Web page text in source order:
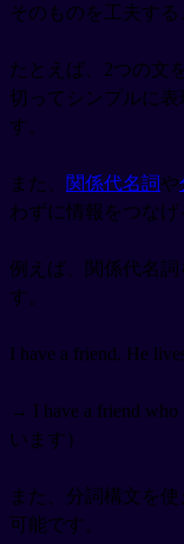
そのものを工夫す
たとえば、2つの文
切ってシンプルに
す。
また、 関係代名詞や
わずに情報をつなげ
例えば、関係代名詞
す。
I have a friend. He
→ I have a friend
います）
また、分詞構文を
可能です。